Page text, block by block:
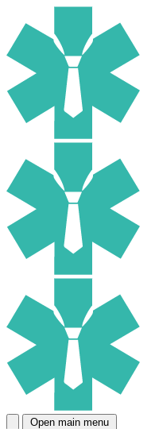
Open main menu